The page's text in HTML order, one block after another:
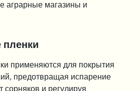
аграрные магазины и
применяются для покрытия
предотвращая испарение
сорняков и регулируя